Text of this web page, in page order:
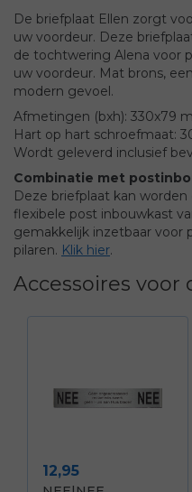
De briefplaat Ellen zorgt
uw voordeur. Deze
de tochtwering Alena voor
uw voordeur. Mat brons,
modern gevoel.
Afmetingen (bxh): 330x79
Hart op hart schroefmaat:
Wordt geleverd inclusief
Combinatie met
Deze briefplaat kan
flexibele post inbouwkast
gemakkelijk inzetbaar voor
pilaren. Klik hier.
Accessoires
Prijs
12,95